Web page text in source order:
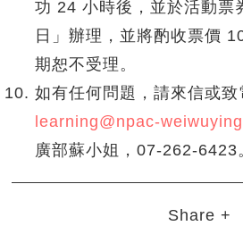
功 24 小時後，並於活動票
日」辦理，並將酌收票價
期恕不受理。
如有任何問題，請來信或致
learning@npac-
廣部蘇小姐，07-262-6423
Share +